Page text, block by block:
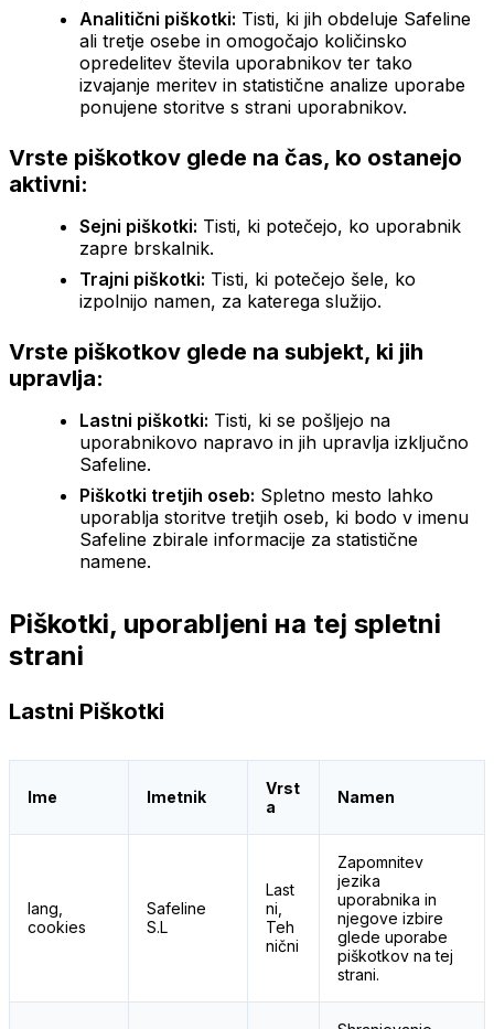
Analitični piškotki: Tisti, ki jih obdeluje Safeline
ali tretje osebe in omogočajo količinsko
opredelitev števila uporabnikov ter tako
izvajanje meritev in statistične analize uporabe
ponujene storitve s strani uporabnikov.
Vrste piškotkov glede na čas, ko ostanejo
aktivni:
Sejni piškotki: Tisti, ki potečejo, ko uporabnik
zapre brskalnik.
Trajni piškotki: Tisti, ki potečejo šele, ko
izpolnijo namen, za katerega služijo.
Vrste piškotkov glede na subjekt, ki jih
upravlja:
Lastni piškotki: Tisti, ki se pošljejo na
uporabnikovo napravo in jih upravlja izključno
Safeline.
Piškotki tretjih oseb: Spletno mesto lahko
uporablja storitve tretjih oseb, ki bodo v imenu
Safeline zbirale informacije za statistične
namene.
Piškotki, uporabljeni на tej spletni
strani
Lastni Piškotki
Ime Imetnik
Vrst
a
Namen
lang,
cookies
Safeline
S.L
Last
ni,
Teh
nični
Zapomnitev
jezika
uporabnika in
njegove izbire
glede uporabe
piškotkov na tej
strani.